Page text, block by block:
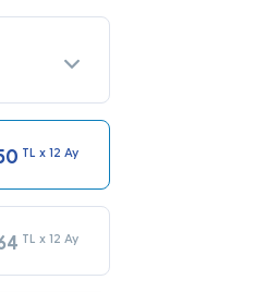
TL x 12 Ay
TL x 12 Ay